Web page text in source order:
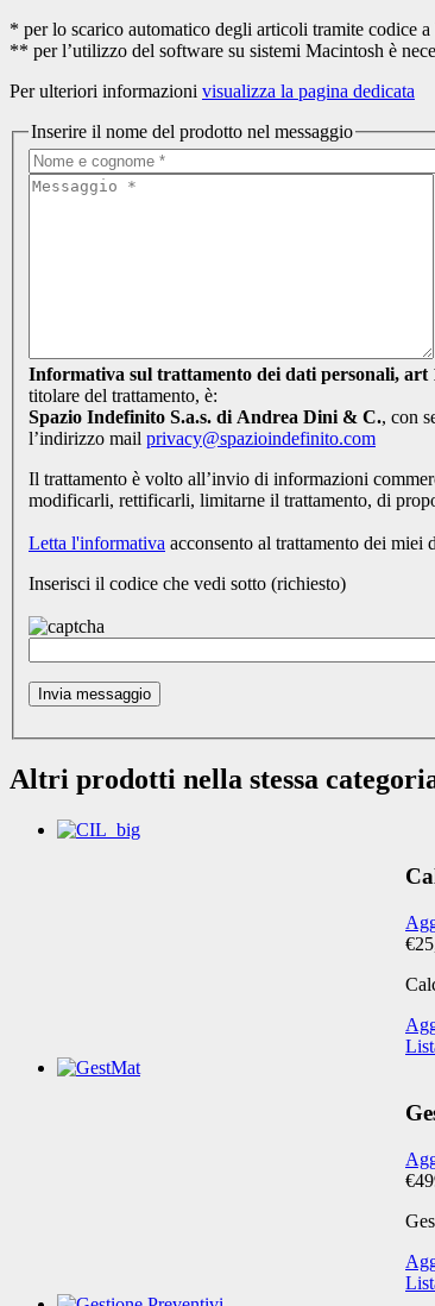
* per lo scarico automatico degli articoli tramite codice
** per l’utilizzo del software su sistemi Macintosh è
Per ulteriori informazioni visualizza la pagina dedicata
Inserire il nome del prodotto nel messaggio
titolare del trattamento, è:
Spazio Indefinito S.a.s. di Andrea Dini & C., con
l’indirizzo mail privacy@spazioindefinito.com
Il trattamento è volto all’invio di informazioni
modificarli, rettificarli, limitarne il trattamento, di
Letta l'informativa acconsento al trattamento dei miei
Inserisci il codice che vedi sotto (richiesto)
Altri prodotti nella stessa